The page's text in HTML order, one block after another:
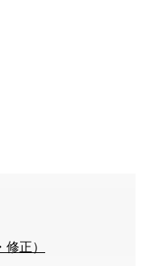
正）